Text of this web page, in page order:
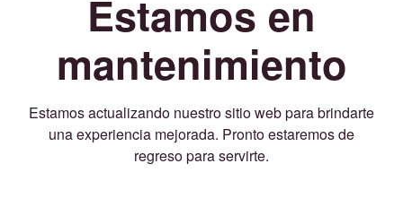
Estamos en
mantenimiento
Estamos actualizando nuestro sitio web para brindarte
una experiencia mejorada. Pronto estaremos de
regreso para servirte.